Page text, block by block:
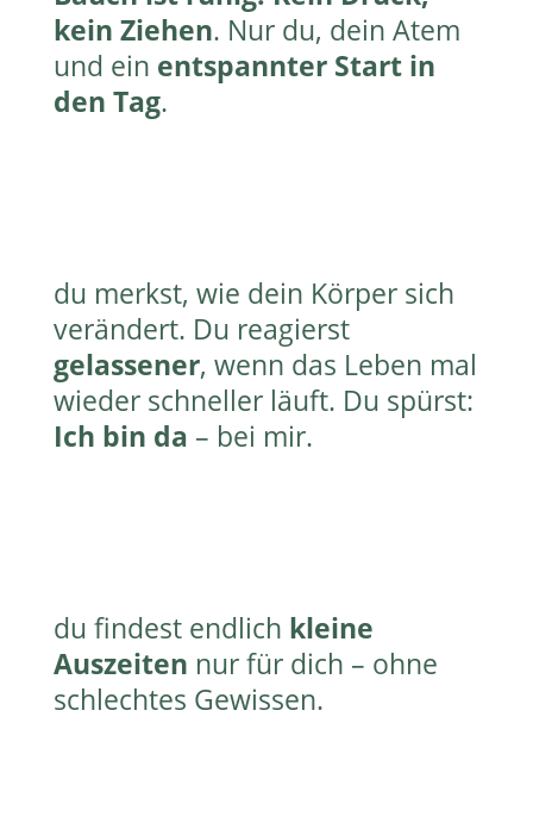
kein Ziehen. Nur du, dein Atem
und ein entspannter Start in
den Tag.
du merkst, wie dein Körper sich
verändert. Du reagierst
gelassener, wenn das Leben mal
wieder schneller läuft. Du spürst:
Ich bin da – bei mir.
du findest endlich kleine
Auszeiten nur für dich – ohne
schlechtes Gewissen.